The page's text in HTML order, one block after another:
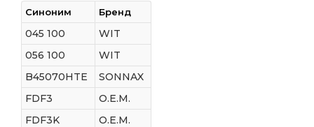
Синоним Бренд
045 100
WIT
056 100
WIT
B45070HTE
SONNAX
FDF3
O.E.M.
FDF3K
O.E.M.